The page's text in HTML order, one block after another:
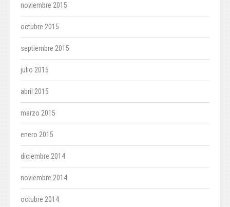
noviembre 2015
octubre 2015
septiembre 2015
julio 2015
abril 2015
marzo 2015
enero 2015
diciembre 2014
noviembre 2014
octubre 2014